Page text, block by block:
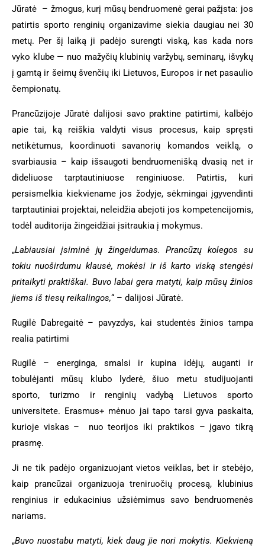
Jūratė – žmogus, kurį mūsų bendruomenė gerai pažįsta: jos
patirtis sporto renginių organizavime siekia daugiau nei 30
metų. Per šį laiką ji padėjo surengti viską, kas kada nors
vyko klube — nuo mažyčių klubinių varžybų, seminarų, išvykų
į gamtą ir šeimų švenčių iki Lietuvos, Europos ir net pasaulio
čempionatų.
Prancūzijoje Jūratė dalijosi savo praktine patirtimi, kalbėjo
apie tai, ką reiškia valdyti visus procesus, kaip spręsti
netikėtumus, koordinuoti savanorių komandos veiklą, o
svarbiausia – kaip išsaugoti bendruomenišką dvasią net ir
dideliuose tarptautiniuose renginiuose. Patirtis, kuri
persismelkia kiekviename jos žodyje, sėkmingai įgyvendinti
tarptautiniai projektai, neleidžia abejoti jos kompetencijomis,
todėl auditorija žingeidžiai įsitraukia į mokymus.
„Labiausiai įsiminė jų žingeidumas. Prancūzų kolegos su
tokiu nuoširdumu klausė, mokėsi ir iš karto viską stengėsi
pritaikyti praktiškai. Buvo labai gera matyti, kaip mūsų žinios
jiems iš tiesų reikalingos,“ – dalijosi Jūratė.
Rugilė Dabregaitė – pavyzdys, kai studentės žinios tampa
realia patirtimi
Rugilė – energinga, smalsi ir kupina idėjų, auganti ir
tobulėjanti mūsų klubo lyderė, šiuo metu studijuojanti
sporto, turizmo ir renginių vadybą Lietuvos sporto
universitete. Erasmus+ mėnuo jai tapo tarsi gyva paskaita,
kurioje viskas – nuo teorijos iki praktikos – įgavo tikrą
prasmę.
Ji ne tik padėjo organizuojant vietos veiklas, bet ir stebėjo,
kaip prancūzai organizuoja treniruočių procesą, klubinius
renginius ir edukacinius užsiėmimus savo bendruomenės
nariams.
„Buvo nuostabu matyti, kiek daug jie nori mokytis. Kiekvieną